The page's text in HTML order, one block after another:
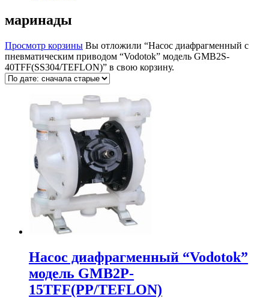
маринады
Просмотр корзины Вы отложили “Насос диафрагменный с
пневматическим приводом “Vodotok” модель GMB2S-
40TFF(SS304/TEFLON)” в свою корзину.
Насос диафрагменный “Vodotok”
модель GMB2P-
15TFF(PP/TEFLON)